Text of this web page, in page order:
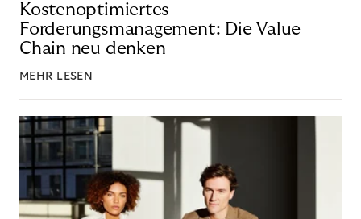
Kostenoptimiertes
Forderungsmanagement: Die Value
Chain neu denken
MEHR LESEN